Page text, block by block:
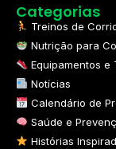
Categorias
Treinos de
Nutrição para
Equipamentos e
Notícias
Calendário de
Saúde e
Histórias